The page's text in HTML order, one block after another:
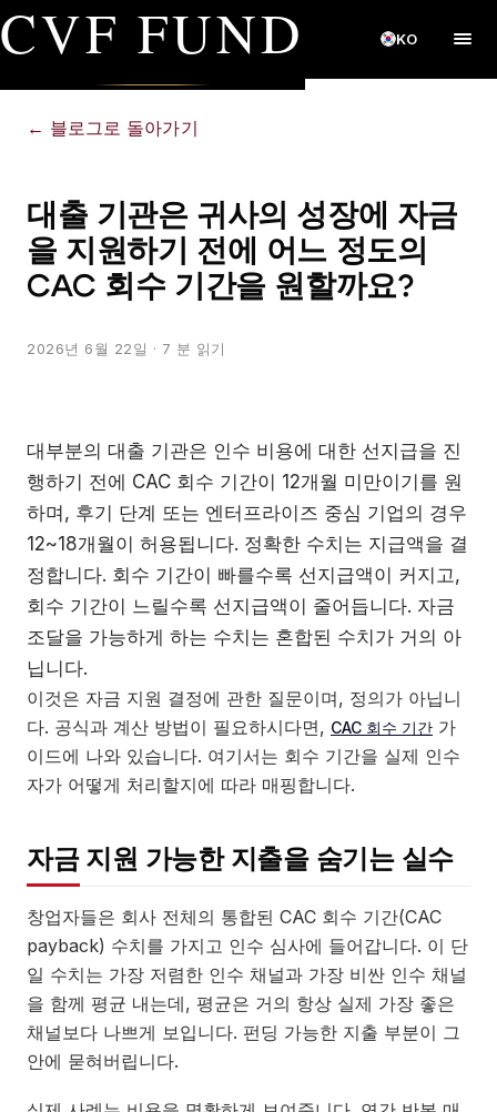
CVF FUND KO
← 블로그로 돌아가기
대출 기관은 귀사의 성장에 자금
을 지원하기 전에 어느 정도의
CAC 회수 기간을 원할까요?
2026년 6월 22일 · 7 분 읽기
대부분의 대출 기관은 인수 비용에 대한 선지급을 진
행하기 전에 CAC 회수 기간이 12개월 미만이기를 원
하며, 후기 단계 또는 엔터프라이즈 중심 기업의 경우
12~18개월이 허용됩니다. 정확한 수치는 지급액을 결
정합니다. 회수 기간이 빠를수록 선지급액이 커지고,
회수 기간이 느릴수록 선지급액이 줄어듭니다. 자금
조달을 가능하게 하는 수치는 혼합된 수치가 거의 아
닙니다.
이것은 자금 지원 결정에 관한 질문이며, 정의가 아닙니
다. 공식과 계산 방법이 필요하시다면, CAC 회수 기간 가
이드에 나와 있습니다. 여기서는 회수 기간을 실제 인수
자가 어떻게 처리할지에 따라 매핑합니다.
자금 지원 가능한 지출을 숨기는 실수
창업자들은 회사 전체의 통합된 CAC 회수 기간(CAC
payback) 수치를 가지고 인수 심사에 들어갑니다. 이 단
일 수치는 가장 저렴한 인수 채널과 가장 비싼 인수 채널
을 함께 평균 내는데, 평균은 거의 항상 실제 가장 좋은
채널보다 나쁘게 보입니다. 펀딩 가능한 지출 부분이 그
안에 묻혀버립니다.